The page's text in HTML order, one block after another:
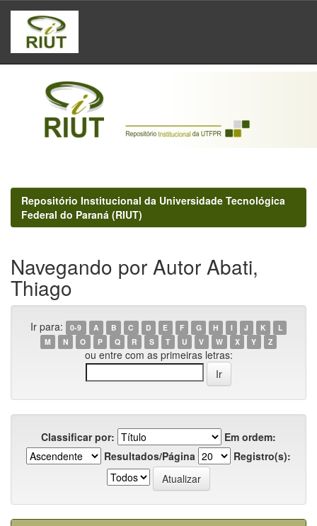
Skip
navigation
Repositório Institucional da Universidade Tecnológica
Federal do Paraná (RIUT)
Navegando por Autor Abati,
Thiago
Ir para: 0-9 A B C D E F G H I J K
L
M
N O P Q R S T U V W X Y Z
ou entre com as primeiras letras:
Classificar por:
Em ordem:
Resultados/Página
Registro(s):